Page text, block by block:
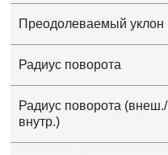
Преодолеваемый уклон
Радиус поворота
Радиус поворота (внеш./
внутр.)